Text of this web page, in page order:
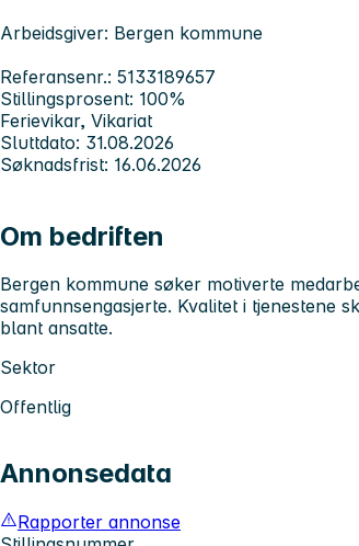
Arbeidsgiver: Bergen kommune
Referansenr.: 5133189657
Stillingsprosent: 100%
Ferievikar, Vikariat
Sluttdato: 31.08.2026
Søknadsfrist: 16.06.2026
Om bedriften
Bergen kommune søker motiverte
samfunnsengasjerte. Kvalitet i tjenestene
blant ansatte.
Sektor
Offentlig
Annonsedata
Rapporter annonse